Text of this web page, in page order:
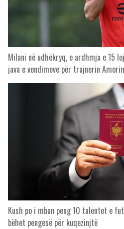
Milani në udhëkryq, e ardhmja e 15
java e vendimeve për trajnerin
Kush po i mban peng 10 talentet e
bëhet pengesë për kuqezinjtë